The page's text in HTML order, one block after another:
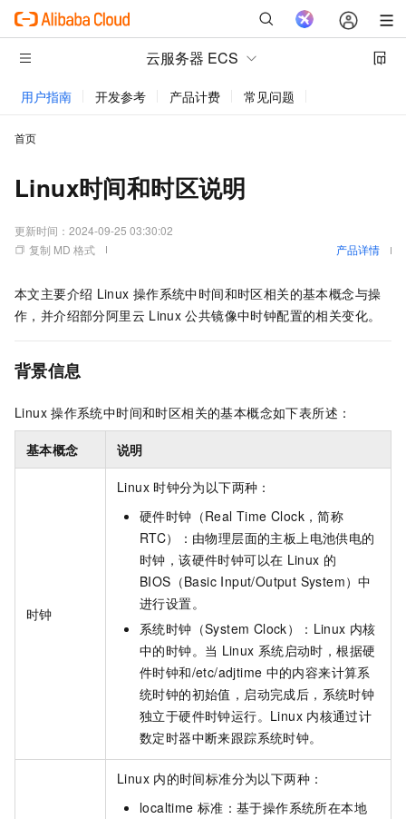
云服务器 ECS
用户指南 开发参考 产品计费 常见问题
首页
Linux时间和时区说明
更新时间： 2024-09-25 03:30:02
复制 MD 格式
产品详情
本文主要介绍 Linux 操作系统中时间和时区相关的基本概念与操
作，并介绍部分阿里云 Linux 公共镜像中时钟配置的相关变化。
背景信息
Linux 操作系统中时间和时区相关的基本概念如下表所述：
基本概念 说明
时钟
Linux 时钟分为以下两种：
硬件时钟（Real Time Clock，简称
RTC）：由物理层面的主板上电池供电的
时钟，该硬件时钟可以在 Linux 的
BIOS（Basic Input/Output System）中
进行设置。
系统时钟（System Clock）：Linux 内核
中的时钟。当 Linux 系统启动时，根据硬
件时钟和/etc/adjtime 中的内容来计算系
统时钟的初始值，启动完成后，系统时钟
独立于硬件时钟运行。Linux 内核通过计
数定时器中断来跟踪系统时钟。
Linux 内的时间标准分为以下两种：
localtime 标准：基于操作系统所在本地